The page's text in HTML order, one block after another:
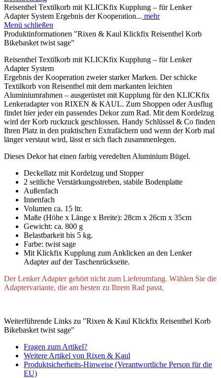
Reisenthel Textilkorb mit KLICKfix Kupplung – für Lenker
Adapter System Ergebnis der Kooperation... mehr
Menü schließen
Produktinformationen "Rixen & Kaul Klickfix Reisenthel Korb
Bikebasket twist sage"
Reisenthel Textilkorb mit KLICKfix Kupplung – für Lenker
Adapter System
Ergebnis der Kooperation zweier starker Marken. Der schicke
Textilkorb von Reisenthel mit dem markanten leichten
Aluminiumrahmen – ausgerüstet mit Kupplung für den KLICKfix
Lenkeradapter von RIXEN & KAUL. Zum Shoppen oder Ausflug
findet hier jeder ein passendes Dekor zum Rad. Mit dem Kordelzug
wird der Korb ruckzuck geschlossen. Handy Schlüssel & Co finden
Ihren Platz in den praktischen Extrafächern und wenn der Korb mal
länger verstaut wird, lässt er sich flach zusammenlegen.
Dieses Dekor hat einen farbig veredelten Aluminium Bügel.
Deckellatz mit Kordelzug und Stopper
2 seitliche Verstärkungsstreben, stabile Bodenplatte
Außenfach
Innenfach
Volumen ca. 15 ltr.
Maße (Höhe x Länge x Breite): 28cm x 26cm x 35cm
Gewicht: ca. 800 g
Belastbarkeit bis 5 kg.
Farbe: twist sage
Mit Klickfix Kupplung zum Anklicken an den Lenker
Adapter auf der Taschenrückseite.
Der Lenker Adapter gehört nicht zum Lieferumfang. Wählen Sie die
Adaptervariante, die am besten zu Ihrem Rad passt.
Weiterführende Links zu "Rixen & Kaul Klickfix Reisenthel Korb
Bikebasket twist sage"
Fragen zum Artikel?
Weitere Artikel von Rixen & Kaul
Produktsicherheits-Hinweise (Verantwortliche Person für die
EU)